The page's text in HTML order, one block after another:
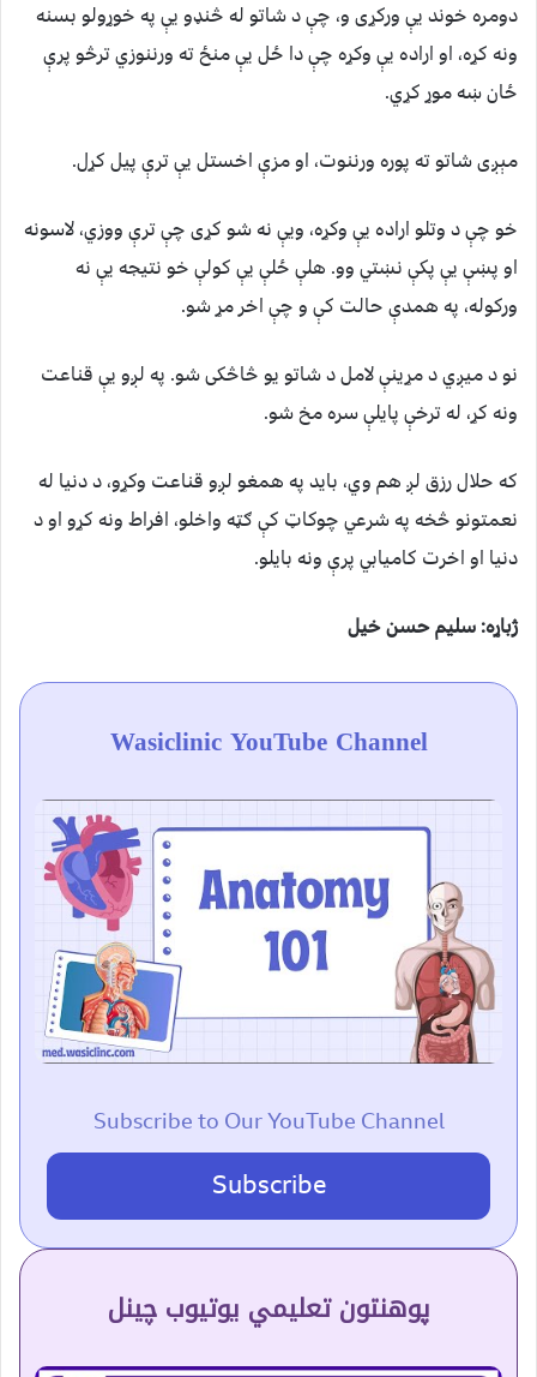
دومره خوند يې ورکړی و، چې د شاتو له څنډو يې په خوړولو بسنه
ونه کړه، او اراده يې وکړه چې دا ځل يې منځ ته ورننوزي ترڅو پرې
ځان ښه موړ کړي.
مېږی شاتو ته پوره ورننوت، او مزې اخستل يې ترې پیل کړل.
خو چې د وتلو اراده يې وکړه، ويې نه شو کړی چې ترې ووزي، لاسونه
او پښې يې پکې نښتي وو. هلې ځلې يې کولې خو نتيجه يې نه
ورکوله، په همدې حالت کې و چې اخر مړ شو.
نو د ميږي د مړينې لامل د شاتو يو څاڅکی شو. په لږو يې قناعت
ونه کړ، له ترخې پايلې سره مخ شو.
که حلال رزق لږ هم وي، بايد په همغو لږو قناعت وکړو، د دنيا له
نعمتونو څخه په شرعي چوکاټ کې ګټه واخلو، افراط ونه کړو او د
دنيا او اخرت کاميابي پرې ونه بایلو.
ژباړه: سليم حسن خيل
Wasiclinic YouTube Channel
Subscribe to Our YouTube Channel
Subscribe
پوهنتون تعلیمي یوتیوب چینل